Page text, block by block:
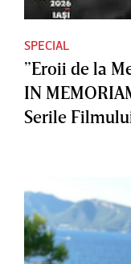
SPECIAL
”Eroii de la
IN
Serile